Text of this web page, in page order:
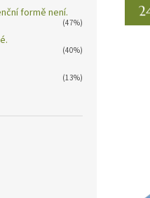
formě není.
(47%)
(40%)
(13%)